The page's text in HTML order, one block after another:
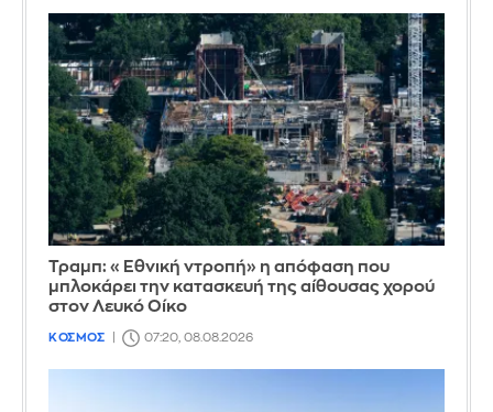
Τραμπ: «Εθνική ντροπή» η απόφαση που
μπλοκάρει την κατασκευή της αίθουσας χορού
στον Λευκό Οίκο
ΚΟΣΜΟΣ 07:20, 08.08.2026